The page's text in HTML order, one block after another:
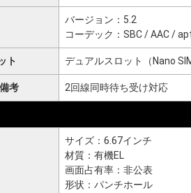
バージョン：5.2
コーデック：SBC / AAC /
ト デュアルスロット（Nano
考 2回線同時待ち受け対応
サイズ：6.67インチ
材質：有機EL
画面占有率：非公表
形状：パンチホール